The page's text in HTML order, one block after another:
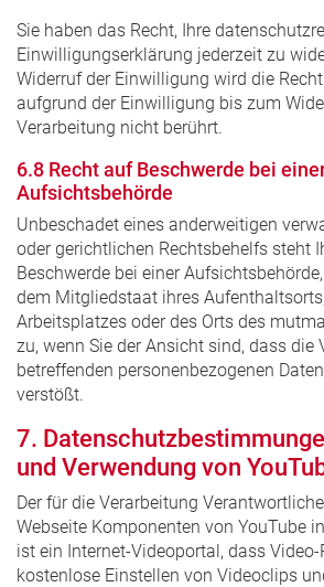
Sie haben das Recht, Ihre
Einwilligungserklärung jederzeit zu
Widerruf der Einwilligung wird die
aufgrund der Einwilligung bis zum
Verarbeitung nicht berührt.
6.8 Recht auf Beschwerde bei
Aufsichtsbehörde
Unbeschadet eines anderweitigen
oder gerichtlichen Rechtsbehelfs steht
Beschwerde bei einer
dem Mitgliedstaat ihres
Arbeitsplatzes oder des Orts des
zu, wenn Sie der Ansicht sind, dass die
betreffenden personenbezogenen
verstößt.
7.
und Verwendung von
Der für die Verarbeitung
Webseite Komponenten von YouTube
ist ein Internet-Videoportal, dass
kostenlose Einstellen von Videoclips